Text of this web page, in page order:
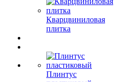
Кварцвиниловая
плитка
Плинтус